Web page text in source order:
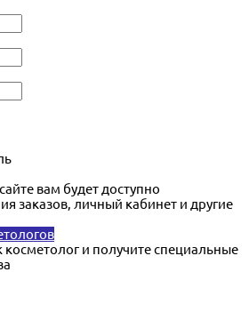
вам будет доступно
заказов, личный кабинет и другие
косметолог и получите специальные